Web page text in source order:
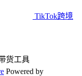
TikTok跨境
货工具
Powered by